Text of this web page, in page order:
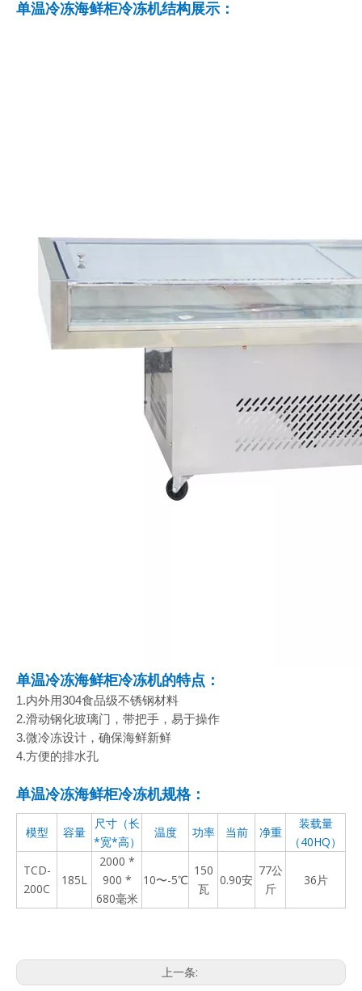
单温冷冻海鲜柜冷冻机结构展示：
单温冷冻海鲜柜冷冻机的特点：
1.内外用304食品级不锈钢材料
2.滑动钢化玻璃门，带把手，易于操作
3.微冷冻设计，确保海鲜新鲜
4.方便的排水孔
单温冷冻海鲜柜冷冻机规格：
模型 容量
尺寸（长
*宽*高）
温度 功率 当前 净重
装载量
（40HQ）
TCD-
200C
185L
2000 *
900 *
680毫米
10〜-5℃
150
瓦
0.90安
77公
斤
36片
上一条: